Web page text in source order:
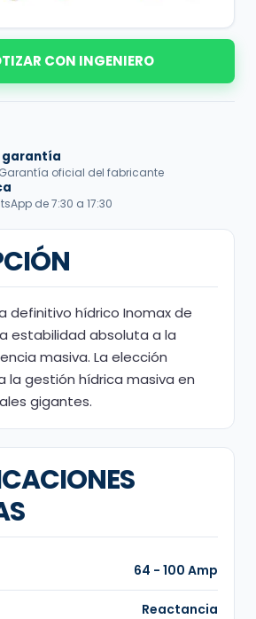
CON INGENIERO
garantía
Garantía oficial del fabricante
de 7:30 a 17:30
definitivo hídrico Inomax de
estabilidad absoluta a la
masiva. La elección
la gestión hídrica masiva en
gigantes.
64 - 100 Amp
Reactancia